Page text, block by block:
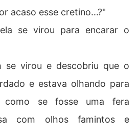
acaso esse cretino...?"
se virou para encarar o
se virou e descobriu que o
e estava olhando para
como se fosse uma fera
com olhos famintos e